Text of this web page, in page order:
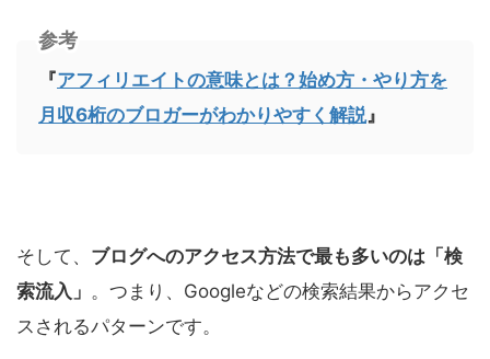
参考
『アフィリエイトの意味とは？始め方・やり方を
月収6桁のブロガーがわかりやすく解説』
そして、 ブログへのアクセス方法で最も多いのは「検
索流入」 。つまり、Googleなどの検索結果からアクセ
スされるパターンです。